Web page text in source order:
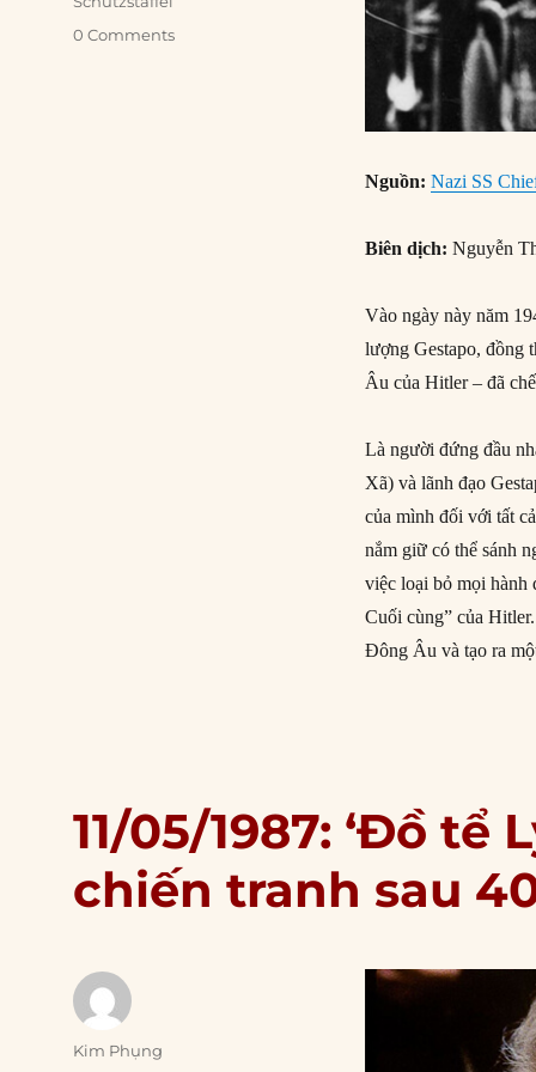
Nguồn: Nazi SS
Biên dịch: Nguyễn
Vào ngày này năm
lượng Gestapo, đồng
Âu của Hitler – đã
Là người đứng đầu
Xã) và lãnh đạo
của mình đối với tất
nắm giữ có thể sánh
việc loại bỏ mọi hành
Cuối cùng” của
Đông Âu và tạo ra
0 Comments
11/05/1987: ‘Đồ tể
chiến tranh sau
Author
Kim Phụng